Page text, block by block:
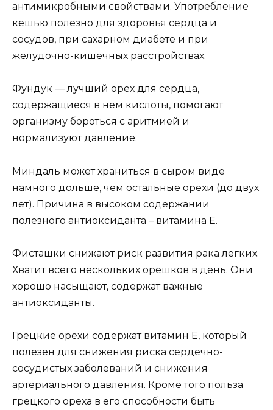
антимикробными свойствами. Употребление
кешью полезно для здоровья сердца и
сосудов, при сахарном диабете и при
желудочно-кишечных расстройствах.
Фундук — лучший орех для сердца,
содержащиеся в нем кислоты, помогают
организму бороться с аритмией и
нормализуют давление.
Миндаль может храниться в сыром виде
намного дольше, чем остальные орехи (до двух
лет). Причина в высоком содержании
полезного антиоксиданта – витамина Е.
Фисташки снижают риск развития рака легких.
Хватит всего нескольких орешков в день. Они
хорошо насыщают, содержат важные
антиоксиданты.
Грецкие орехи содержат витамин Е, который
полезен для снижения риска сердечно-
сосудистых заболеваний и снижения
артериального давления. Кроме того польза
грецкого ореха в его способности быть